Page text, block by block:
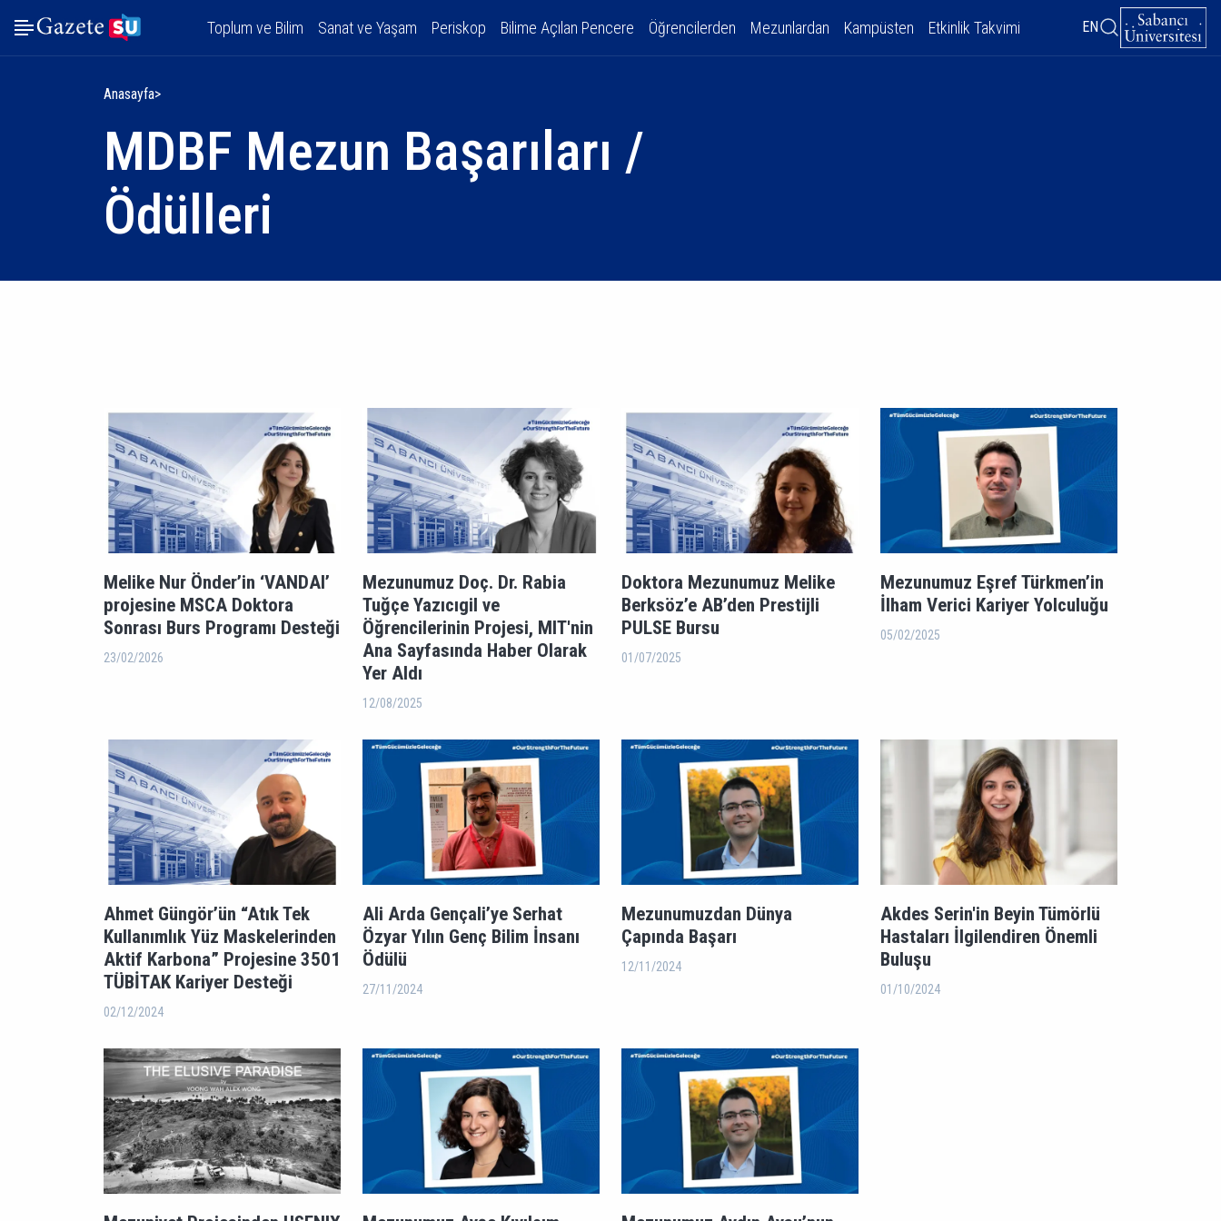
Toplum ve Bilim Sanat ve Yaşam Periskop Bilime Açılan Pencere Öğrencilerden Mezunlardan Kampüsten Etkinlik Takvimi EN
Anasayfa
MDBF Mezun Başarıları /
Ödülleri
Melike Nur Önder’in ‘VANDAI’
projesine MSCA Doktora
Sonrası Burs Programı Desteği
23/02/2026
Mezunumuz Doç. Dr. Rabia
Tuğçe Yazıcıgil ve
Öğrencilerinin Projesi, MIT'nin
Ana Sayfasında Haber Olarak
Yer Aldı
12/08/2025
Doktora Mezunumuz Melike
Berksöz’e AB’den Prestijli
PULSE Bursu
01/07/2025
Mezunumuz Eşref Türkmen’in
İlham Verici Kariyer Yolculuğu
05/02/2025
Ahmet Güngör’ün “Atık Tek
Kullanımlık Yüz Maskelerinden
Aktif Karbona” Projesine 3501
TÜBİTAK Kariyer Desteği
02/12/2024
Ali Arda Gençali’ye Serhat
Özyar Yılın Genç Bilim İnsanı
Ödülü
27/11/2024
Mezunumuzdan Dünya
Çapında Başarı
12/11/2024
Akdes Serin'in Beyin Tümörlü
Hastaları İlgilendiren Önemli
Buluşu
01/10/2024